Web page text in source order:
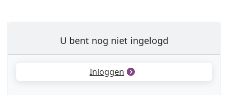
U bent nog niet ingelogd
Inloggen